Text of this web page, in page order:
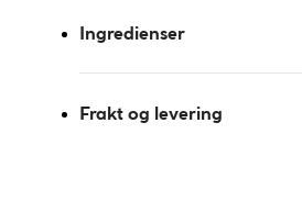
Ingredienser
Frakt og levering